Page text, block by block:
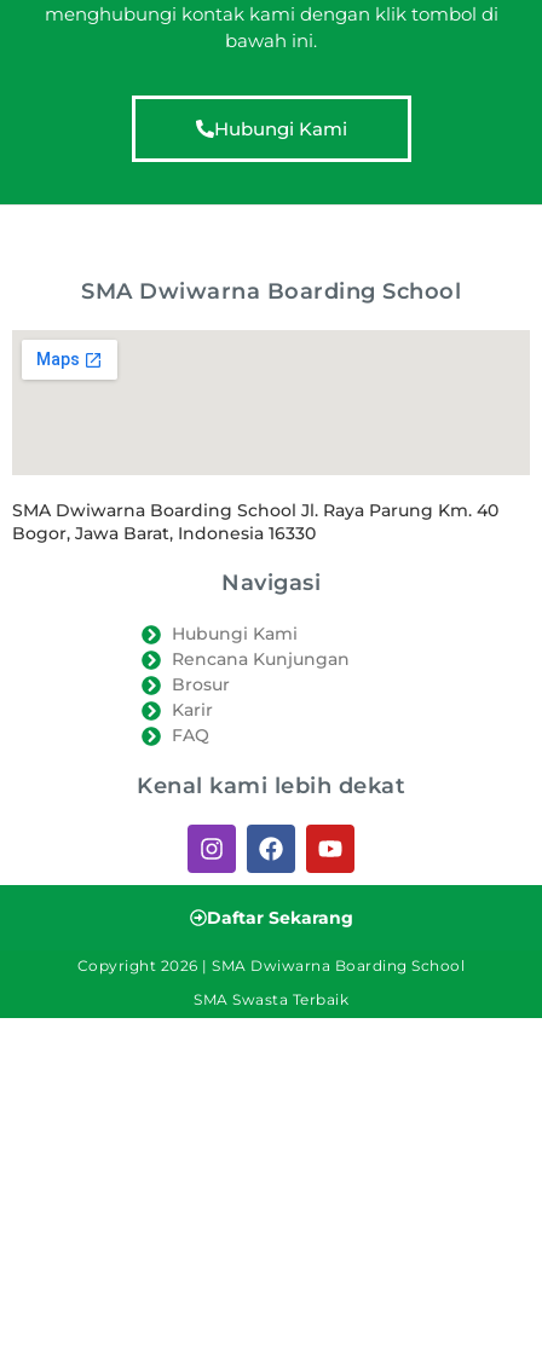
menghubungi kontak kami dengan klik tombol di
bawah ini.
Hubungi Kami
SMA Dwiwarna Boarding School
SMA Dwiwarna Boarding School Jl. Raya Parung Km. 40
Bogor, Jawa Barat, Indonesia 16330
Navigasi
Hubungi Kami
Rencana Kunjungan
Brosur
Karir
FAQ
Kenal kami lebih dekat
Daftar Sekarang
Copyright 2026 | SMA Dwiwarna Boarding School
SMA Swasta Terbaik